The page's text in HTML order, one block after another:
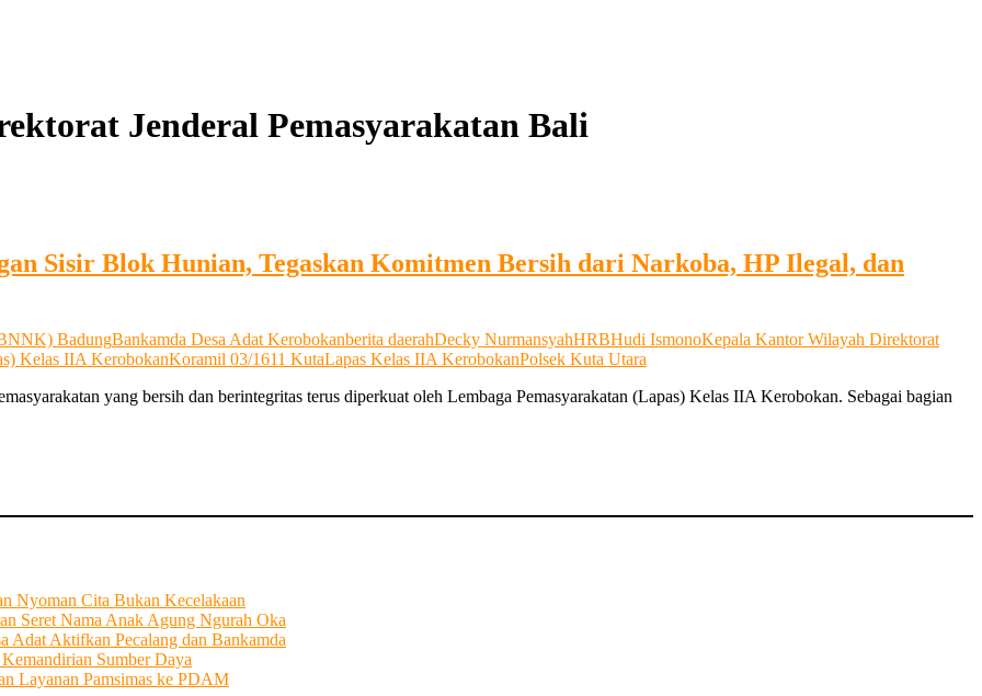
Jenderal Pemasyarakatan Bali
Sisir Blok Hunian, Tegaskan Komitmen Bersih dari Narkoba, HP Ilegal, dan
BadungBankamda Desa Adat Kerobokanberita daerahDecky NurmansyahHRBHudi IsmonoKepala Kantor Wilayah Direktorat
Kelas IIA KerobokanKoramil 03/1611 KutaLapas Kelas IIA KerobokanPolsek Kuta Utara
yang bersih dan berintegritas terus diperkuat oleh Lembaga Pemasyarakatan (Lapas) Kelas IIA Kerobokan. Sebagai bagian
Nyoman Cita Bukan Kecelakaan
Seret Nama Anak Agung Ngurah Oka
Aktifkan Pecalang dan Bankamda
Sumber Daya
Layanan Pamsimas ke PDAM